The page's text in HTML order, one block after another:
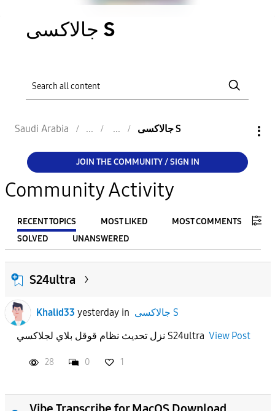
جالاكسى S
Saudi Arabia جالاكسى S
JOIN THE COMMUNITY / SIGN IN
Community Activity
RECENT TOPICS MOST LIKED
MOST COMMENTS
SOLVED
UNANSWERED
FILTER:
From
To
S24ultra
Khalid33 yesterdayin
جالاكسى S
نزل تحديث نظام قوقل بلاي لجلاكسي S24ultra View Post
28 0 1